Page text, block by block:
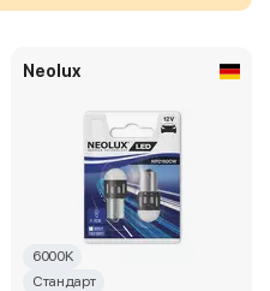
Neolux
6000K
Стандарт